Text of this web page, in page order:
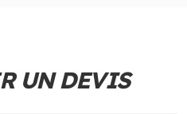
UN DEVIS